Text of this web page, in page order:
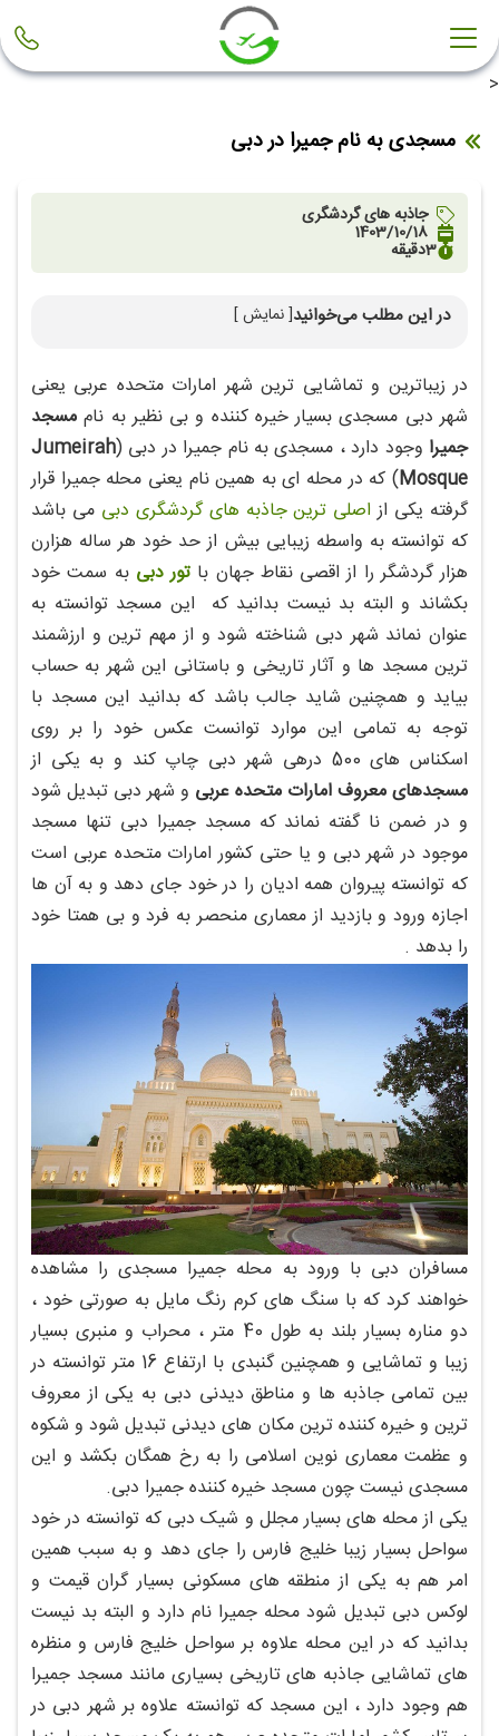
<
مسجدی به نام جمیرا در دبی
جاذبه های گردشگری
1403/10/18
3دقیقه
در این مطلب می‌خوانید[ نمایش ]
در زیباترین و تماشایی ترین شهر امارات متحده عربی یعنی
شهر دبی مسجدی بسیار خیره کننده و بی نظیر به نام مسجد
جمیرا وجود دارد ، مسجدی به نام جمیرا در دبی (Jumeirah
Mosque) که در محله ای به همین نام یعنی محله جمیرا قرار
گرفته یکی از اصلی ترین جاذبه های گردشگری دبی می باشد
که توانسته به واسطه زیبایی بیش از حد خود هر ساله هزارن
هزار گردشگر را از اقصی نقاط جهان با تور دبی به سمت خود
بکشاند و البته بد نیست بدانید که این مسجد توانسته به
عنوان نماند شهر دبی شناخته شود و از مهم ترین و ارزشمند
ترین مسجد ها و آثار تاریخی و باستانی این شهر به حساب
بیاید و همچنین شاید جالب باشد که بدانید این مسجد با
توجه به تمامی این موارد توانست عکس خود را بر روی
اسکناس های 500 درهی شهر دبی چاپ کند و به یکی از
مسجدهای معروف امارات متحده عربی و شهر دبی تبدیل شود
و در ضمن نا گفته نماند که مسجد جمیرا دبی تنها مسجد
موجود در شهر دبی و یا حتی کشور امارات متحده عربی است
که توانسته پیروان همه ادیان را در خود جای دهد و به آن ها
اجازه ورود و بازدید از معماری منحصر به فرد و بی همتا خود
را بدهد .
مسافران دبی با ورود به محله جمیرا مسجدی را مشاهده
خواهند کرد که با سنگ های کرم رنگ مایل به صورتی خود ،
دو مناره بسیار بلند به طول 40 متر ، محراب و منبری بسیار
زیبا و تماشایی و همچنین گنبدی با ارتفاع 16 متر توانسته در
بین تمامی جاذبه ها و مناطق دیدنی دبی به یکی از معروف
ترین و خیره کننده ترین مکان های دیدنی تبدیل شود و شکوه
و عظمت معماری نوین اسلامی را به رخ همگان بکشد و این
مسجدی نیست چون مسجد خیره کننده جمیرا دبی.
یکی از محله های بسیار مجلل و شیک دبی که توانسته در خود
سواحل بسیار زیبا خلیج فارس را جای دهد و به سبب همین
امر هم به یکی از منطقه های مسکونی بسیار گران قیمت و
لوکس دبی تبدیل شود محله جمیرا نام دارد و البته بد نیست
بدانید که در این محله علاوه بر سواحل خلیج فارس و منظره
های تماشایی جاذبه های تاریخی بسیاری مانند مسجد جمیرا
هم وجود دارد ، این مسجد که توانسته علاوه بر شهر دبی در